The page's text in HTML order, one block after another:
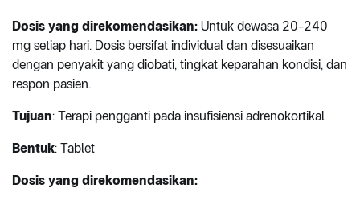
Dosis yang direkomendasikan: Untuk dewasa 20-240
mg setiap hari. Dosis bersifat individual dan disesuaikan
dengan penyakit yang diobati, tingkat keparahan kondisi, dan
respon pasien.
Tujuan: Terapi pengganti pada insufisiensi adrenokortikal
Bentuk: Tablet
Dosis yang direkomendasikan: